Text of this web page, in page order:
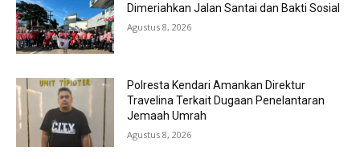
Dimeriahkan Jalan Santai dan Bakti Sosial
Agustus 8, 2026
Polresta Kendari Amankan Direktur
Travelina Terkait Dugaan Penelantaran
Jemaah Umrah
Agustus 8, 2026